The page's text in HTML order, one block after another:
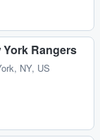
Rangers
NY, US